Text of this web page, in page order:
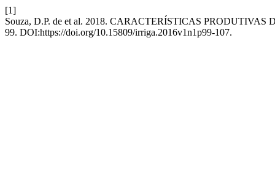
[1]
Souza, D.P. de et al. 2018. CARACTERÍSTICAS
99. DOI:https://doi.org/10.15809/irriga.2016v1n1p99-107.